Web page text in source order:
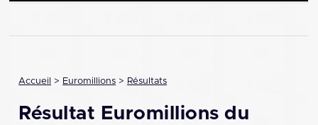
Accueil > Euromillions > Résultats
Résultat Euromillions du